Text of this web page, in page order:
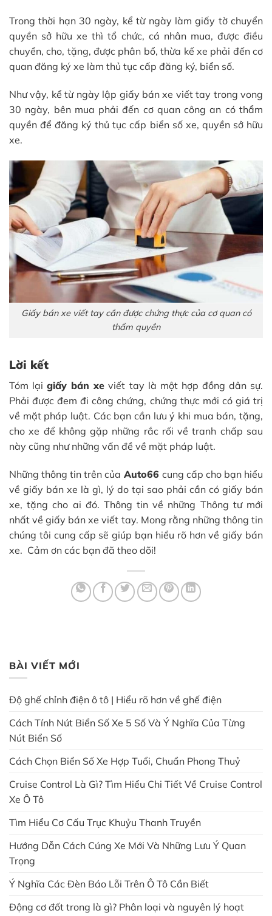
Trong thời hạn 30 ngày, kể từ ngày làm giấy tờ chuyển
quyền sở hữu xe thì tổ chức, cá nhân mua, được điều
chuyển, cho, tặng, được phân bổ, thừa kế xe phải đến cơ
quan đăng ký xe làm thủ tục cấp đăng ký, biển số.
Như vậy, kể từ ngày lập giấy bán xe viết tay trong vong
30 ngày, bên mua phải đến cơ quan công an có thẩm
quyền để đăng ký thủ tục cấp biển số xe, quyền sở hữu
xe.
Giấy bán xe viết tay cần được chứng thực của cơ quan có
thẩm quyền
Lời kết
Tóm lạigiấy bán xe viết tay là một hợp đồng dân sự.
Phải được đem đi công chứng, chứng thực mới có giá trị
về mặt pháp luật. Các bạn cần lưu ý khi mua bán, tặng,
cho xe để không gặp những rắc rối về tranh chấp sau
này cũng như những vấn đề về mặt pháp luật.
Những thông tin trên của Auto66 cung cấp cho bạn hiểu
về giấy bán xe là gì, lý do tại sao phải cần có giấy bán
xe, tặng cho ai đó. Thông tin về những Thông tư mới
nhất về giấy bán xe viết tay. Mong rằng những thông tin
chúng tôi cung cấp sẽ giúp bạn hiểu rõ hơn về giấy bán
xe. Cảm ơn các bạn đã theo dõi!
BÀI VIẾT MỚI
Độ ghế chỉnh điện ô tô | Hiểu rõ hơn về ghế điện
Cách Tính Nút Biển Số Xe 5 Số Và Ý Nghĩa Của Từng
Nút Biển Số
Cách Chọn Biển Số Xe Hợp Tuổi, Chuẩn Phong Thuỷ
Cruise Control Là Gì? Tìm Hiểu Chi Tiết Về Cruise Control
Xe Ô Tô
Tìm Hiểu Cơ Cấu Trục Khuỷu Thanh Truyền
Hướng Dẫn Cách Cúng Xe Mới Và Những Lưu Ý Quan
Trọng
Ý Nghĩa Các Đèn Báo Lỗi Trên Ô Tô Cần Biết
Động cơ đốt trong là gì? Phân loại và nguyên lý hoạt